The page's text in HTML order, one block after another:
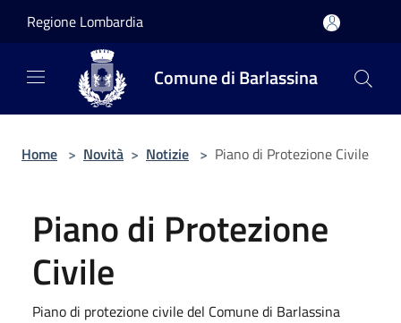
Regione Lombardia
Comune di Barlassina
Home > Novità > Notizie > Piano di Protezione Civile
Piano di Protezione
Civile
Piano di protezione civile del Comune di Barlassina